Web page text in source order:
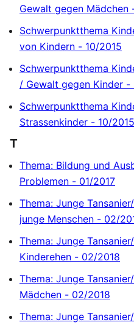
Gewalt gegen Mädchen
Schwerpunktthema
von Kindern - 10/2015
Schwerpunktthema
/ Gewalt gegen Kinder -
Schwerpunktthema
Strassenkinder - 10/2015
T
Thema: Bildung und
Problemen - 01/2017
Thema: Junge
junge Menschen - 02/
Thema: Junge
Kinderehen - 02/2018
Thema: Junge
Mädchen - 02/2018
Thema: Junge